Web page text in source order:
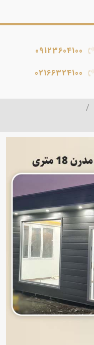
09123604100
02166324100